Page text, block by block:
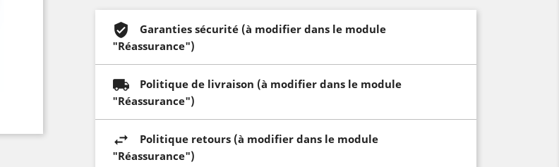
Garanties sécurité (à modifier dans le module
"Réassurance")
Politique de livraison (à modifier dans le module
"Réassurance")
Politique retours (à modifier dans le module
"Réassurance")